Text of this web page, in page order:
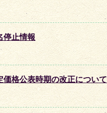
停止情報
価格公表時期の改正について